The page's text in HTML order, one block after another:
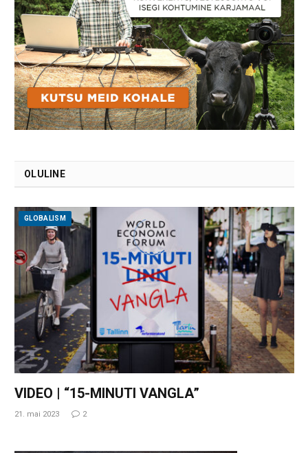
OLULINE
GLOBALISM
VIDEO | “15-MINUTI VANGLA”
21. mai 2023 2